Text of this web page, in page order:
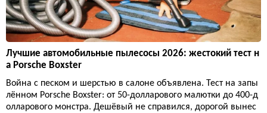
Лучшие автомобильные пылесосы 2026: жестокий тест н
а Porsche Boxster
Война с песком и шерстью в салоне объявлена. Тест на запы
лённом Porsche Boxster: от 50-долларового малютки до 400-д
олларового монстра. Дешёвый не справился, дорогой вынес